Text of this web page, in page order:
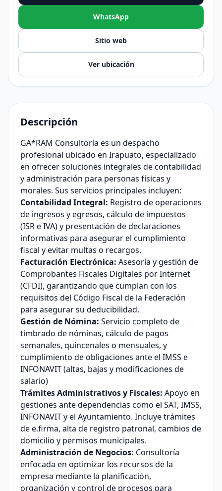
WhatsApp
Sitio web
Ver ubicación
Descripción
GA*RAM Consultoría es un despacho
profesional ubicado en Irapuato, especializado
en ofrecer soluciones integrales de contabilidad
y administración para personas físicas y
morales. Sus servicios principales incluyen:
Contabilidad Integral: Registro de operaciones
de ingresos y egresos, cálculo de impuestos
(ISR e IVA) y presentación de declaraciones
informativas para asegurar el cumplimiento
fiscal y evitar multas o recargos.
Facturación Electrónica: Asesoría y gestión de
Comprobantes Fiscales Digitales por Internet
(CFDI), garantizando que cumplan con los
requisitos del Código Fiscal de la Federación
para asegurar su deducibilidad.
Gestión de Nómina: Servicio completo de
timbrado de nóminas, cálculo de pagos
semanales, quincenales o mensuales, y
cumplimiento de obligaciones ante el IMSS e
INFONAVIT (altas, bajas y modificaciones de
salario)
Trámites Administrativos y Fiscales: Apoyo en
gestiones ante dependencias como el SAT, IMSS,
INFONAVIT y el Ayuntamiento. Incluye trámites
de e.firma, alta de registro patronal, cambios de
domicilio y permisos municipales.
Administración de Negocios: Consultoría
enfocada en optimizar los recursos de la
empresa mediante la planificación,
organización y control de procesos para